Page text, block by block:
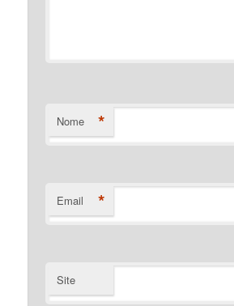
Nome *
Email *
Site